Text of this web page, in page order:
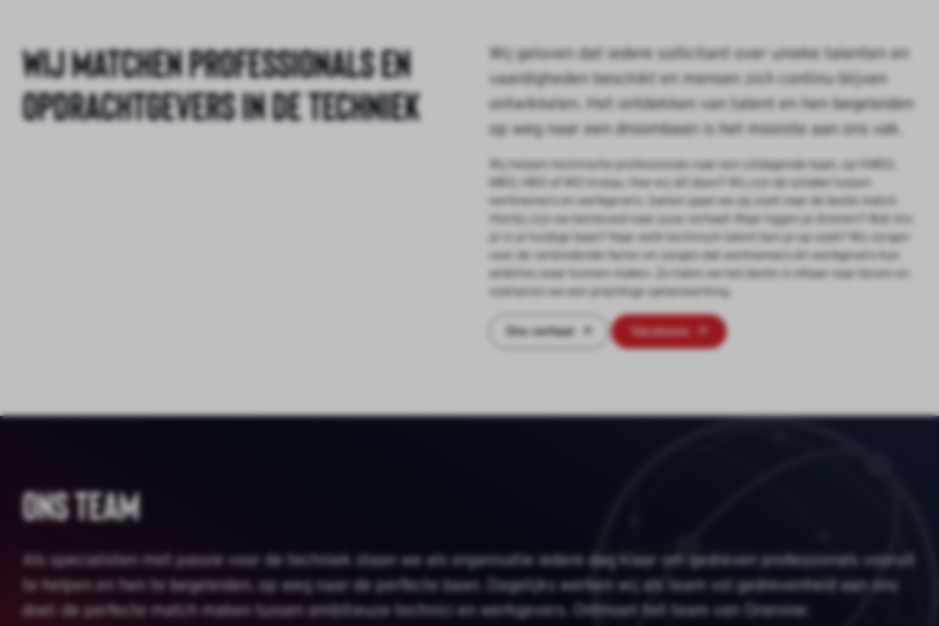
Wij matchen professionals en
opdrachtgevers in de techniek
Wij geloven dat iedere sollicitant over unieke talenten en
vaardigheden beschikt en mensen zich continu blijven
ontwikkelen. Het ontdekken van talent en hen begeleiden
op weg naar een droombaan is het mooiste aan ons vak.
Wij helpen technische professionals naar een uitdagende baan, op VMBO,
MBO, HBO of WO niveau. Hoe wij dit doen? Wij zijn de schakel tussen
werknemers en werkgevers. Samen gaan we op zoek naar de beste match.
Hierbij zijn we benieuwd naar jouw verhaal! Waar liggen je dromen? Wat mis
je in je huidige baan? Naar welk technisch talent ben je op zoek? Wij zorgen
voor de verbindende factor en zorgen dat werknemers én werkgevers hun
ambities waar kunnen maken. Zo halen we het beste in elkaar naar boven en
realiseren we een prachtige samenwerking.
Ons verhaal Vacatures
Ons Team
Als specialisten met passie voor de techniek staan we als organisatie iedere dag klaar om gedreven professionals vooruit
te helpen en hen te begeleiden, op weg naar de perfecte baan. Dagelijks werken wij als team vol gedrevenheid aan ons
doel: de perfecte match maken tussen ambitieuze technici en werkgevers. Ontmoet het team van Onenine: